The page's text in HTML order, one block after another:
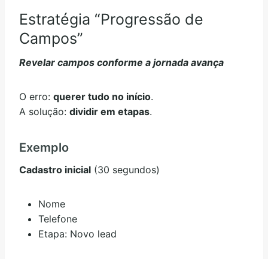
Estratégia “Progressão de
Campos”
Revelar campos conforme a jornada avança
O erro: querer tudo no início.
A solução: dividir em etapas.
Exemplo
Cadastro inicial (30 segundos)
Nome
Telefone
Etapa: Novo lead